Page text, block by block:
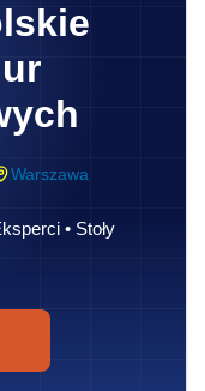
Warszawa
• Stoły